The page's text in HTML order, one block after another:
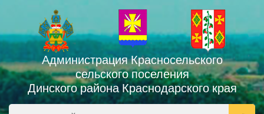
Администрация Красносельского
сельского поселения
Динского района Краснодарского края